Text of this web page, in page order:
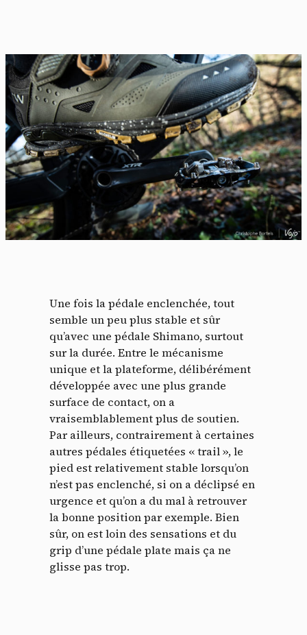
Une fois la pédale enclenchée, tout
semble un peu plus stable et sûr
qu’avec une pédale Shimano, surtout
sur la durée. Entre le mécanisme
unique et la plateforme, délibérément
développée avec une plus grande
surface de contact, on a
vraisemblablement plus de soutien.
Par ailleurs, contrairement à certaines
autres pédales étiquetées « trail », le
pied est relativement stable lorsqu’on
n’est pas enclenché, si on a déclipsé en
urgence et qu’on a du mal à retrouver
la bonne position par exemple. Bien
sûr, on est loin des sensations et du
grip d’une pédale plate mais ça ne
glisse pas trop.